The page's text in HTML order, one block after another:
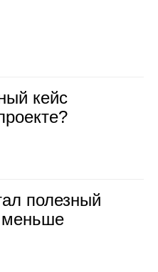
кейс
полез­ный
меньше